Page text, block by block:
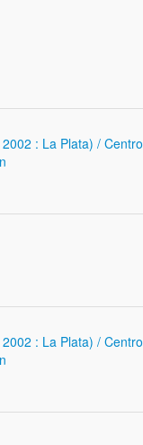
: La Plata) / Centro
: La Plata) / Centro